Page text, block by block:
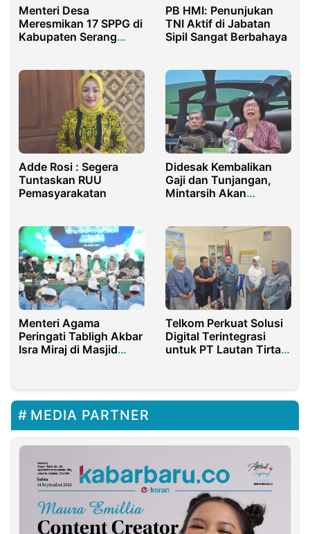
Menteri Desa
Meresmikan 17 SPPG di
Kabupaten Serang
PB HMI: Penunjukan
TNI Aktif di Jabatan
Sipil Sangat Berbahaya
Adde Rosi : Segera
Tuntaskan RUU
Pemasyarakatan
Didesak Kembalikan
Gaji dan Tunjangan,
Mintarsih Akan
Menteri Agama
Peringati Tabligh Akbar
Isra Miraj di Masjid
Telkom Perkuat Solusi
Digital Terintegrasi
untuk PT Lautan Tirta
MEDIA PARTNER